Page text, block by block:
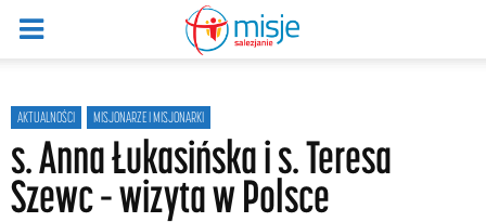
AKTUALNOŚCI MISJONARZE I MISJONARKI
s. Anna Łukasińska i s. Teresa
Szewc – wizyta w Polsce